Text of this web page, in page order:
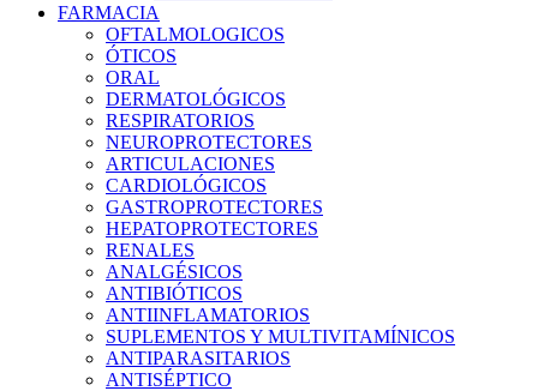
FARMACIA
OFTALMOLOGICOS
ÓTICOS
ORAL
DERMATOLÓGICOS
RESPIRATORIOS
NEUROPROTECTORES
ARTICULACIONES
CARDIOLÓGICOS
GASTROPROTECTORES
HEPATOPROTECTORES
RENALES
ANALGÉSICOS
ANTIBIÓTICOS
ANTIINFLAMATORIOS
SUPLEMENTOS Y MULTIVITAMÍNICOS
ANTIPARASITARIOS
ANTISÉPTICO